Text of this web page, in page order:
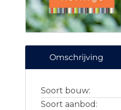
Omschrijving
Soort bouw:
Soort aanbod: